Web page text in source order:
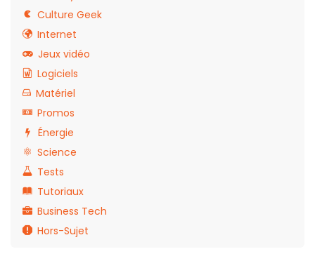
Culture Geek
Internet
Jeux vidéo
Logiciels
Matériel
Promos
Énergie
Science
Tests
Tutoriaux
Business Tech
Hors-Sujet